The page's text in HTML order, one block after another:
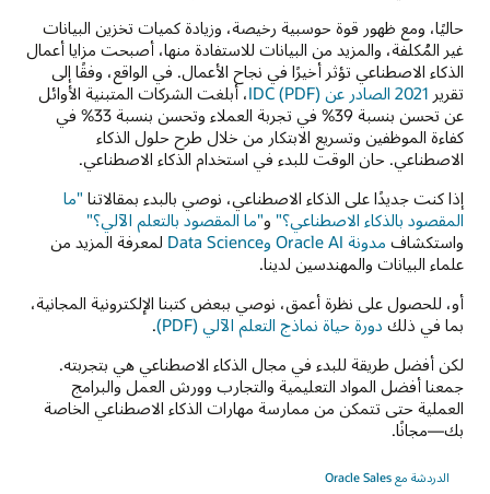
حاليًا، ومع ظهور قوة حوسبية رخيصة، وزيادة كميات تخزين البيانات
غير المُكلفة، والمزيد من البيانات للاستفادة منها، أصبحت مزايا أعمال
الذكاء الاصطناعي تؤثر أخيرًا في نجاح الأعمال. في الواقع، وفقًا إلى
تقرير 2021 الصادر عن IDC (PDF)
، أبلغت الشركات المتبنية الأوائل
عن تحسن بنسبة 39% في تجربة العملاء وتحسن بنسبة 33% في
كفاءة الموظفين وتسريع الابتكار من خلال طرح حلول الذكاء
الاصطناعي. حان الوقت للبدء في استخدام الذكاء الاصطناعي.
إذا كنت جديدًا على الذكاء الاصطناعي، نوصي بالبدء بمقالاتنا "ما
المقصود بالذكاء الاصطناعي؟" و"ما المقصود بالتعلم الآلي؟"
واستكشاف مدونة Oracle AI وData Science
لمعرفة المزيد من
علماء البيانات والمهندسين لدينا.
أو، للحصول على نظرة أعمق، نوصي ببعض كتبنا الإلكترونية المجانية،
بما في ذلك دورة حياة نماذج التعلم الآلي (PDF)
.
لكن أفضل طريقة للبدء في مجال الذكاء الاصطناعي هي بتجربته.
جمعنا أفضل المواد التعليمية والتجارب وورش العمل والبرامج
العملية حتى تتمكن من ممارسة مهارات الذكاء الاصطناعي الخاصة
بك—مجانًا.
الدردشة مع Oracle Sales